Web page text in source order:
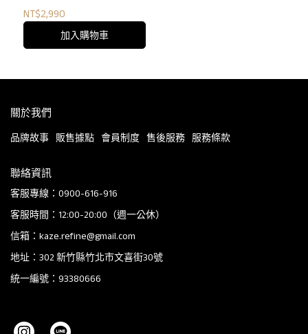
NT$2,990
加入購物車
關於我們
品牌故事 販售據點 會員制度 售後服務 服務條款
聯絡資訊
客服專線：0900-616-916
客服時間：12:00-20:00（週一公休）
信箱：kaze.refine@gmail.com
地址：302 新竹縣竹北市文喜街30號
統一編號：93380666